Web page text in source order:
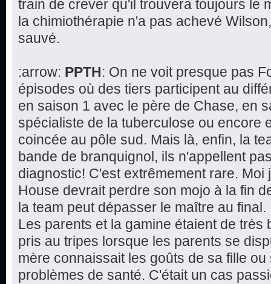
train de crever qu'il trouvera toujours le
la chimiothérapie n'a pas achevé
sauvé.
:arrow: PPTH: On ne voit presque pas
épisodes où des tiers participent au
en saison 1 avec le père de Chase, en
spécialiste de la tuberculose ou encore
coincée au pôle sud. Mais là, enfin, la
bande de branquignol, ils n'appellent
diagnostic! C'est extrêmement rare. Moi
House devrait perdre son mojo à la fin
la team peut dépasser le maître au final.
Les parents et la gamine étaient de très
pris au tripes lorsque les parents se
mère connaissait les goûts de sa fille
problèmes de santé. C'était un cas